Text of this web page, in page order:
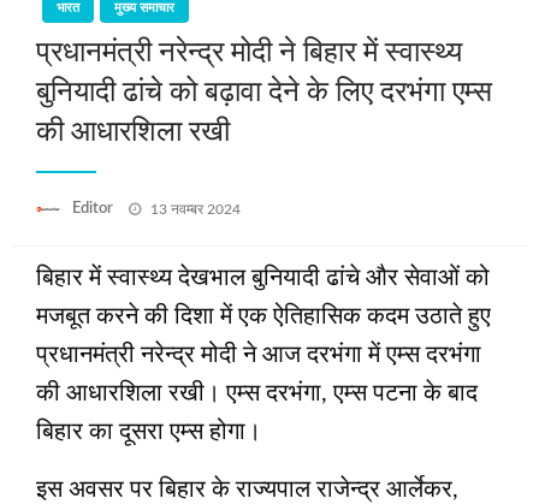
भारत मुख्य समाचार
प्रधानमंत्री नरेन्द्र मोदी ने बिहार में स्वास्थ्य
बुनियादी ढांचे को बढ़ावा देने के लिए दरभंगा एम्स
की आधारशिला रखी
Editor
Posted
13 नवम्बर 2024
बिहार में स्वास्थ्य देखभाल बुनियादी ढांचे और सेवाओं को
मजबूत करने की दिशा में एक ऐतिहासिक कदम उठाते हुए
प्रधानमंत्री नरेन्द्र मोदी ने आज दरभंगा में एम्स दरभंगा
की आधारशिला रखी। एम्स दरभंगा, एम्स पटना के बाद
बिहार का दूसरा एम्स होगा।
इस अवसर पर बिहार के राज्यपाल राजेन्द्र आर्लेकर,